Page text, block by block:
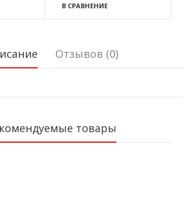
В СРАВНЕНИЕ
Отзывов (0)
товары